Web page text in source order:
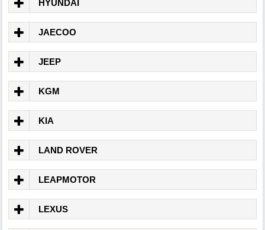
HYUNDAI
JAECOO
JEEP
KGM
KIA
LAND ROVER
LEAPMOTOR
LEXUS